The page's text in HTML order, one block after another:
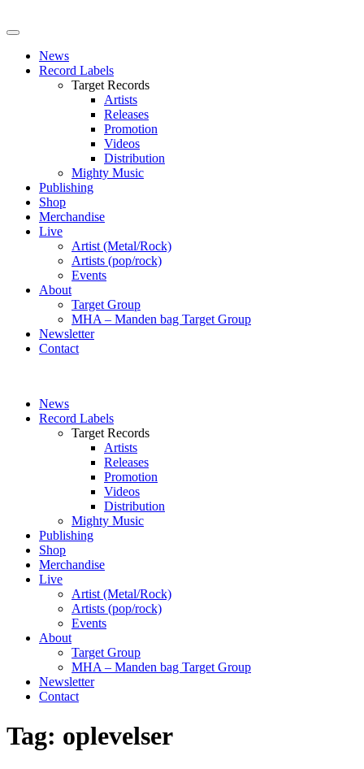
News
Record Labels
Target Records
Artists
Releases
Promotion
Videos
Distribution
Mighty Music
Publishing
Shop
Merchandise
Live
Artist (Metal/Rock)
Artists (pop/rock)
Events
About
Target Group
MHA – Manden bag Target Group
Newsletter
Contact
News
Record Labels
Target Records
Artists
Releases
Promotion
Videos
Distribution
Mighty Music
Publishing
Shop
Merchandise
Live
Artist (Metal/Rock)
Artists (pop/rock)
Events
About
Target Group
MHA – Manden bag Target Group
Newsletter
Contact
Tag: oplevelser